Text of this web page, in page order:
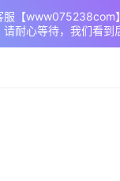
服【www075238com
耐心等待，我们看到